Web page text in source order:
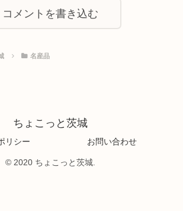
コメントを書き込む
名産品
ちょこっと茨城
リシー お問い合わせ
© 2020 ちょこっと茨城.